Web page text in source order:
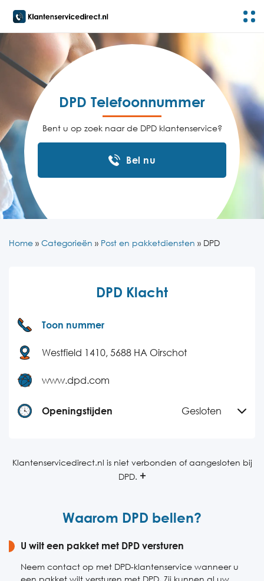
DPD Telefoonnummer
Bent u op zoek naar de DPD klantenservice?
Bel nu
Home » Categorieën » Post en pakketdiensten » DPD
DPD Klacht
Toon nummer
Westfield 1410, 5688 HA Oirschot
www.dpd.com
Openingstijden Gesloten
Dinsdag
08:00-17:30
08:00-17:30
Zaterdag
Zondag
Gesloten
Klantenservicedirect.nl is niet verbonden of aangesloten bij
DPD.
Waarom DPD bellen?
U wilt een pakket met DPD versturen
Neem contact op met DPD-klantenservice wanneer u
een pakket wilt versturen met DPD. Zij kunnen al uw